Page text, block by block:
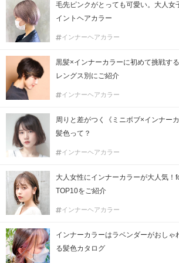
毛先ピンクがとっても可愛い。大人女
イントヘアカラー
インナーヘアカラー
黒髪×インナーカラーに初めて挑戦す
レングス別にご紹介
インナーヘアカラー
周りと差がつく《ミニボブ×インナー
髪色って？
インナーヘアカラー
大人女性にインナーカラーが大人気！
TOP10をご紹介
インナーヘアカラー
インナーカラーはラベンダーがおしゃ
る髪色カタログ